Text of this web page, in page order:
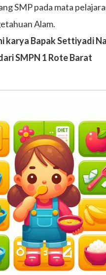
SMP pada mata
Alam.
karya Bapak Settiyadi
SMPN 1 Rote Barat